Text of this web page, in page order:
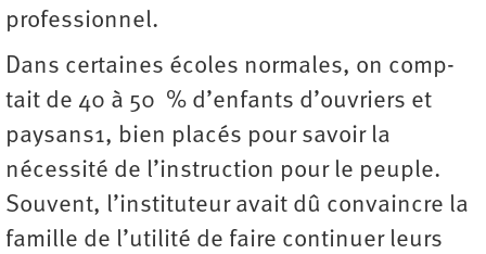
professionnel.
Dans certaines écoles normales, on comp­
tait de 40 à 50 % d’enfants d’ouvriers et
paysans1, bien placés pour savoir la
nécessité de l’instruction pour le peuple.
Souvent, l’instituteur avait dû convaincre la
famille de l’utilité de faire continuer leurs